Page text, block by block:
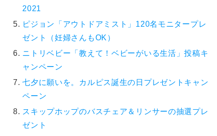
2021
ピジョン「アウトドアミスト」120名モニタープレ
ゼント（妊婦さんもOK）
ニトリベビー「教えて！ベビーがいる生活」投稿キ
ャンペーン
七夕に願いを。カルピス誕生の日プレゼントキャン
ペーン
スキップホップのバスチェア＆リンサーの抽選プレ
ゼント